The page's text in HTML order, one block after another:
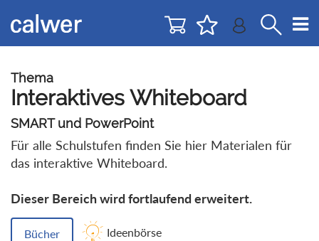
zur
Navigation
zum
Inhalt
Thema
Interaktives Whiteboard
SMART und PowerPoint
Für alle Schulstufen finden Sie hier Materialen für
das interaktive Whiteboard.
Dieser Bereich wird fortlaufend erweitert.
Bücher Ideenbörse